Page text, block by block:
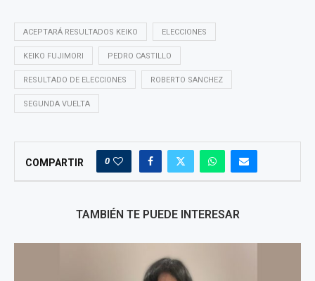
ACEPTARÁ RESULTADOS KEIKO ELECCIONES
KEIKO FUJIMORI PEDRO CASTILLO
RESULTADO DE ELECCIONES ROBERTO SANCHEZ
SEGUNDA VUELTA
COMPARTIR 0
TAMBIÉN TE PUEDE INTERESAR